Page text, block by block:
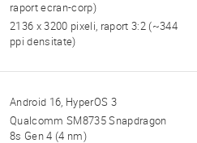
raport ecran-corp)
2136 x 3200 pixeli, raport 3:2 (~344
ppi densitate)
Android 16, HyperOS 3
Qualcomm SM8735 Snapdragon
8s Gen 4 (4 nm)